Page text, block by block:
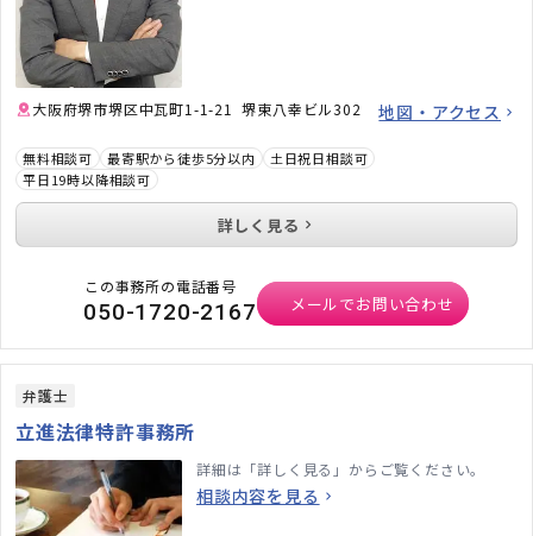
大阪府堺市堺区中瓦町1-1-21 堺東八幸ビル302 地図・アクセス
無料相談可 最寄駅から徒歩5分以内
土日祝日相談可
平日19時以降相談可
詳しく見る
この事務所の電話番号
050-1720-2167 メールでお問い合わせ
弁護士
立進法律特許事務所
詳細は「詳しく見る」からご覧ください。
相談内容を見る